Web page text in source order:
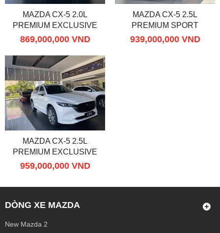
MAZDA CX-5 2.0L
PREMIUM EXCLUSIVE
869,000,000 VND
MAZDA CX-5 2.5L
PREMIUM SPORT
939,000,000 VND
MAZDA CX-5 2.5L
PREMIUM EXCLUSIVE
959,000,000 VND
DÒNG XE MAZDA
New Mazda 2